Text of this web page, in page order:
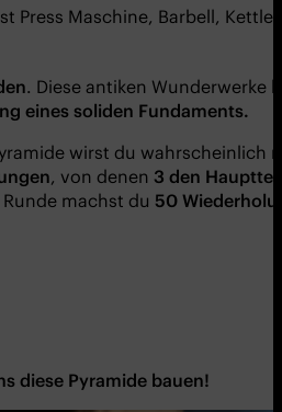
Press Maschine, Barbell,
. Diese antiken Wunderwerke
eines soliden Fundaments.
wirst du
, von denen 3 den
machst du 50
diese Pyramide bauen!